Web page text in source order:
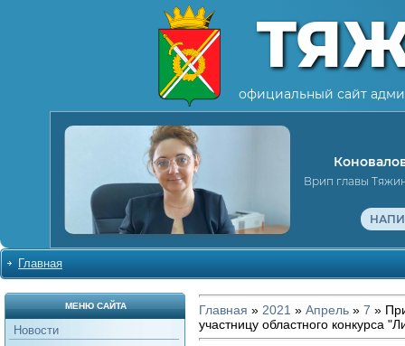
официальный сайт
Врип главы
Главная
МЕНЮ САЙТА
Новости
Главная » 2021 » Апрель » 7 »
участницу областного конкурса